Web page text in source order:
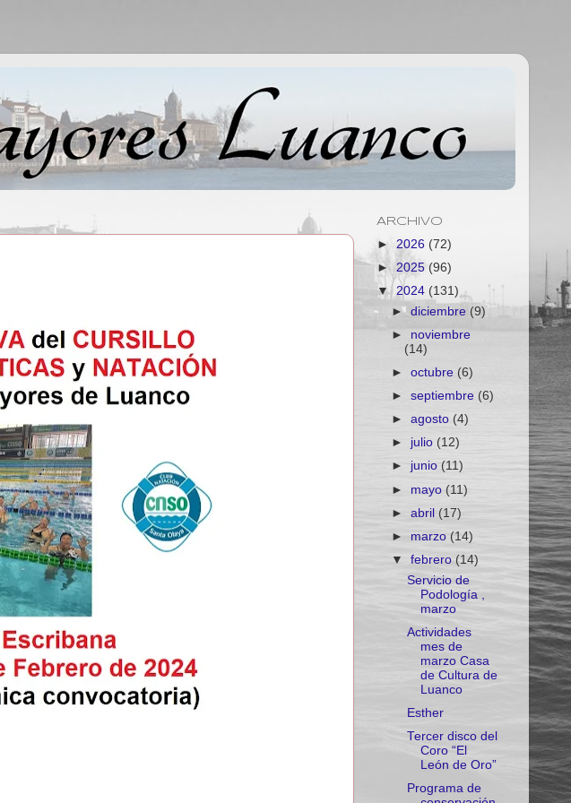
ARCHIVO
► 2026 (72)
► 2025 (96)
▼ 2024 (131)
►diciembre (9)
► noviembre
(14)
►octubre (6)
►septiembre (6)
►agosto (4)
► julio (12)
►junio (11)
► mayo(11)
►abril(17)
► marzo (14)
▼febrero (14)
Servicio de
Podología ,
marzo
Actividades
mes de
marzo Casa
de Cultura de
Luanco
Esther
Tercer disco del
Coro “El
León de Oro”
Programa de